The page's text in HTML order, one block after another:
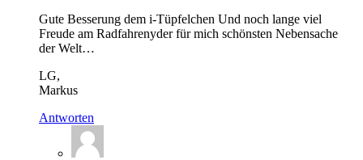
Gute Besserung dem i-Tüpfelchen Und noch lange viel
Freude am Radfahrenyder für mich schönsten Nebensache
der Welt…
LG,
Markus
Antworten